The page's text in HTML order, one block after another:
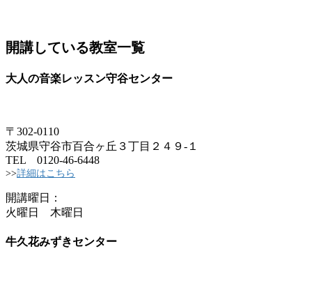
開講している教室一覧
大人の音楽レッスン守谷センター
〒302-0110
茨城県守谷市百合ヶ丘３丁目２４９-１
TEL 0120-46-6448
>>詳細はこちら
開講曜日：
火曜日 木曜日
牛久花みずきセンター